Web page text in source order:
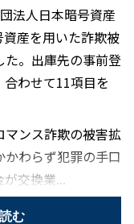
法人日本暗号資産
産を用いた詐欺被
。出庫先の事前登
わせて11項目を
ンス詐欺の被害拡
わらず犯罪の手口
交換業...
む